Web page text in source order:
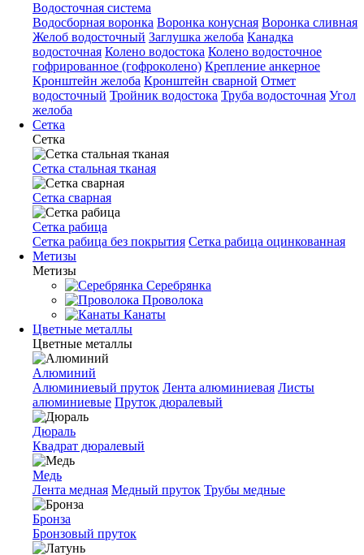
Водосточная система
Водосборная воронка Воронка конусная Воронка сливная
Желоб водосточный Заглушка желоба Канадка
водосточная Колено водостока Колено водосточное
гофрированное (гофроколено) Крепление анкерное
Кронштейн желоба Кронштейн сварной Отмет
водосточный Тройник водостока Труба водосточная Угол
желоба
Сетка
Сетка
Сетка стальная тканая
Сетка сварная
Сетка рабица
Сетка рабица без покрытия Сетка рабица оцинкованная
Метизы
Метизы
Серебрянка
Проволока
Канаты
Цветные металлы
Цветные металлы
Алюминий
Алюминиевый пруток Лента алюминиевая Листы
алюминиевые Пруток дюралевый
Дюраль
Квадрат дюралевый
Медь
Лента медная Медный пруток Трубы медные
Бронза
Бронзовый пруток